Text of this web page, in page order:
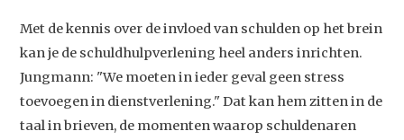
Met de kennis over de invloed van schulden op het brein
kan je de schuldhulpverlening heel anders inrichten.
Jungmann: "We moeten in ieder geval geen stress
toevoegen in dienstverlening." Dat kan hem zitten in de
taal in brieven, de momenten waarop schuldenaren